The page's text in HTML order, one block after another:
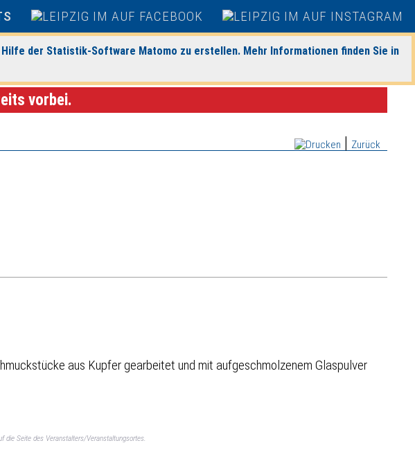
der Statistik-Software Matomo zu erstellen. Mehr Informationen finden Sie in
vorbei.
Zurück
aus Kupfer gearbeitet und mit aufgeschmolzenem Glaspulver
die Seite des Veranstalters/Veranstaltungsortes.